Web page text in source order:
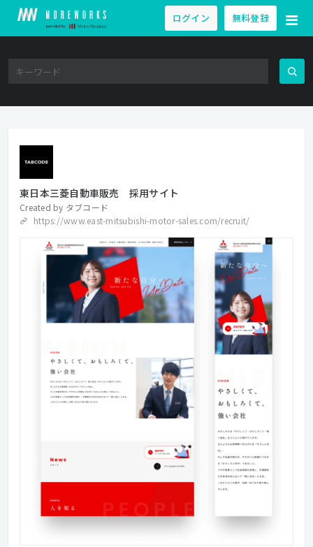
ログイン 無料登録
東日本三菱自動車販売 採用サイト
Created by タブコード
https://www.east-mitsubishi-motor-sales.com/recruit/